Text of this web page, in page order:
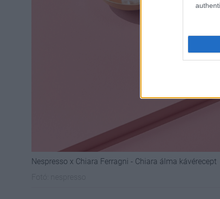
Nespresso x Chiara Ferragni - Chiara álma kávérecept